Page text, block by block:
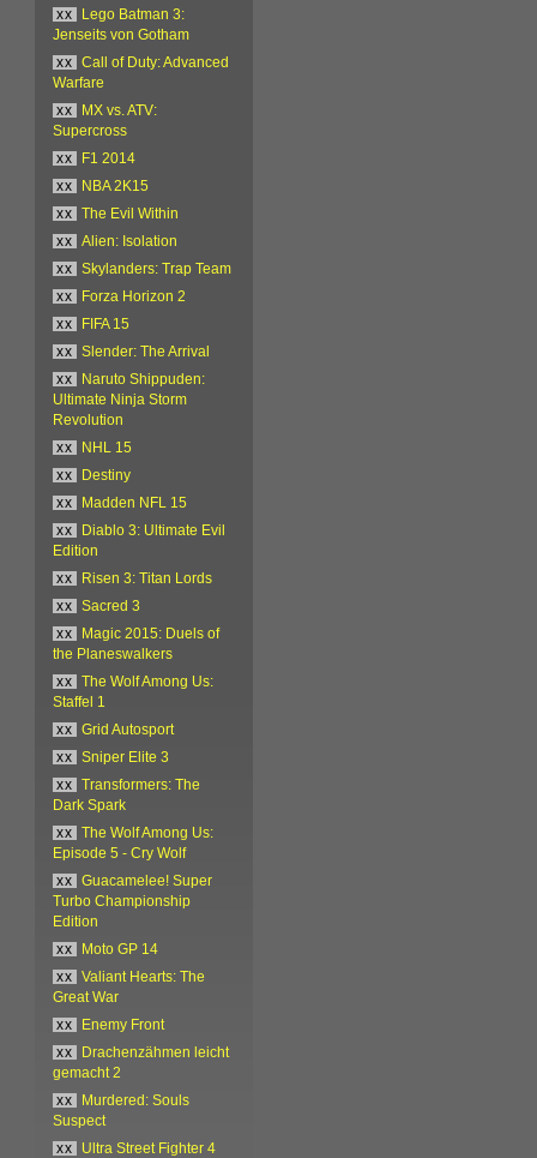
xx
Lego Batman 3:
Jenseits von Gotham
xx
Call of Duty: Advanced
Warfare
xx
MX vs. ATV:
Supercross
xx
F1 2014
xx
NBA 2K15
xx
The Evil Within
xx
Alien: Isolation
xx
Skylanders: Trap Team
xx
Forza Horizon 2
xx
FIFA 15
xx
Slender: The Arrival
xx
Naruto Shippuden:
Ultimate Ninja Storm
Revolution
xx
NHL 15
xx
Destiny
xx
Madden NFL 15
xx
Diablo 3: Ultimate Evil
Edition
xx
Risen 3: Titan Lords
xx
Sacred 3
xx
Magic 2015: Duels of
the Planeswalkers
xx
The Wolf Among Us:
Staffel 1
xx
Grid Autosport
xx
Sniper Elite 3
xx
Transformers: The
Dark Spark
xx
The Wolf Among Us:
Episode 5 - Cry Wolf
xx
Guacamelee! Super
Turbo Championship
Edition
xx
Moto GP 14
xx
Valiant Hearts: The
Great War
xx
Enemy Front
xx
Drachenzähmen leicht
gemacht 2
xx
Murdered: Souls
Suspect
xx
Ultra Street Fighter 4